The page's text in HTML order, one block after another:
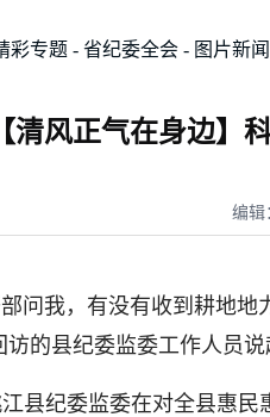
彩专题 省纪委全会 图片新闻
【清风正气在身边】
编辑
我，有没有收到耕地地
访的县纪委监委工作人员
纪委监委在对全县惠民